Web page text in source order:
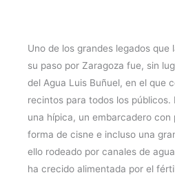
Uno de los grandes legados que
su paso por Zaragoza fue, sin
del Agua Luis Buñuel, en el que
recintos para todos los públicos.
una hípica, un embarcadero
forma de cisne e incluso una
ello rodeado por canales de
ha crecido alimentada por el